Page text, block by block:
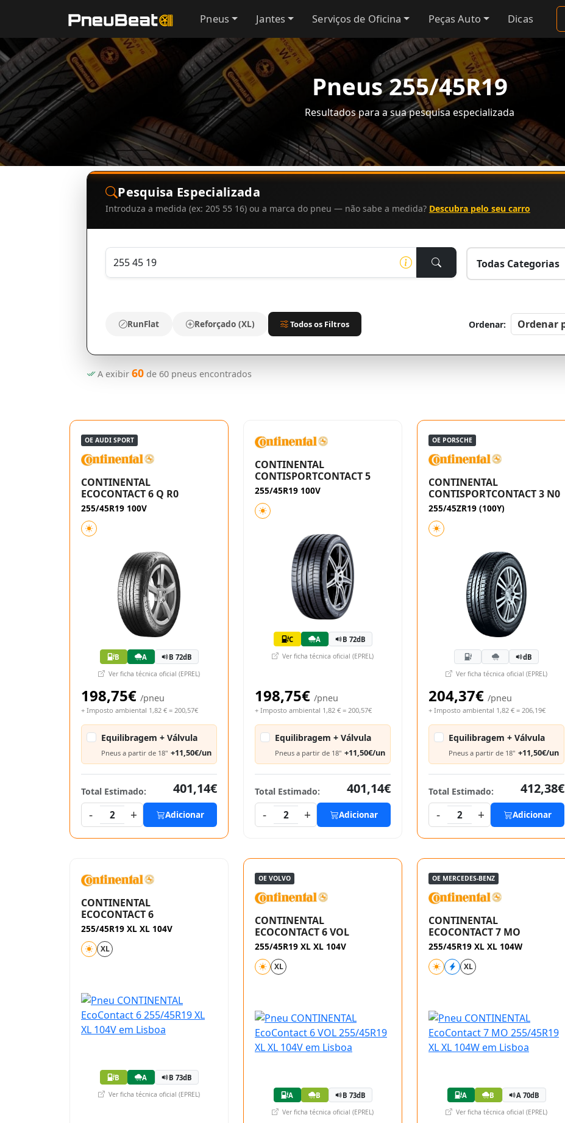
Pneus Jantes Serviços de Oficina Peças Auto Dicas
Pneus 255/45R19
Resultados para a sua pesquisa especializada
Pesquisa Especializada
Introduza a medida (ex: 205 55 16) ou a marca do pneu — não sabe a medida? Descubra pelo seu carro
RunFlat Reforçado (XL) Todos os Filtros Ordenar:
A exibir 60de 60pneus encontrados
OE AUDI SPORT
CONTINENTAL
ECOCONTACT 6 Q R0
255/45R19 100V
B A B 72dB
Ver ficha técnica oficial (EPREL)
198,75€ /pneu
+ Imposto ambiental 1,82 € = 200,57€
Equilibragem + Válvula
Pneus a partir de 18" +11,50€/un
Total Estimado:
401,14€
-
2 + Adicionar
CONTINENTAL
CONTISPORTCONTACT 5
255/45R19 100V
C A B 72dB
Ver ficha técnica oficial (EPREL)
198,75€ /pneu
+ Imposto ambiental 1,82 € = 200,57€
Equilibragem + Válvula
Pneus a partir de 18" +11,50€/un
Total Estimado:
401,14€
-
2 + Adicionar
OE PORSCHE
CONTINENTAL
CONTISPORTCONTACT 3 N0
255/45ZR19 (100Y)
dB
Ver ficha técnica oficial (EPREL)
204,37€ /pneu
+ Imposto ambiental 1,82 € = 206,19€
Equilibragem + Válvula
Pneus a partir de 18" +11,50€/un
Total Estimado:
412,38€
-
2 + Adicionar
CONTINENTAL
ECOCONTACT 6
255/45R19 XL XL 104V
XL
B A B 73dB
Ver ficha técnica oficial (EPREL)
OE VOLVO
CONTINENTAL
ECOCONTACT 6 VOL
255/45R19 XL XL 104V
XL
A B B 73dB
Ver ficha técnica oficial (EPREL)
OE MERCEDES-BENZ
CONTINENTAL
ECOCONTACT 7 MO
255/45R19 XL XL 104W
XL
A B A 70dB
Ver ficha técnica oficial (EPREL)